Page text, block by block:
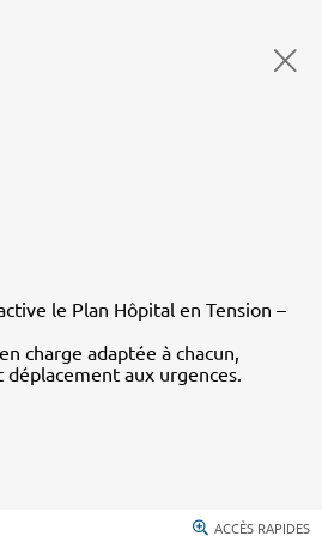
le Plan Hôpital en Tension –
charge adaptée à chacun,
aux urgences.
ACCÈS RAPIDES